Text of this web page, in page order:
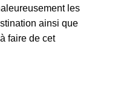
les
ainsi que
faire de cet